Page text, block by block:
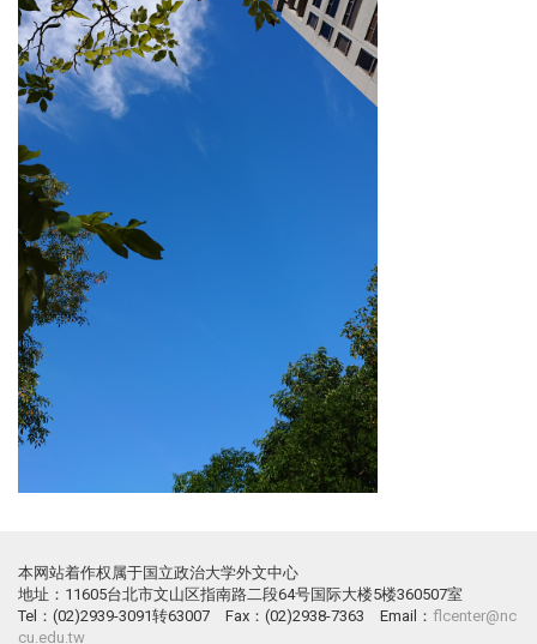
本网站着作权属于国立政治大学外文中心
地址：11605台北市文山区指南路二段64号国际大楼5楼360507室
Tel：(02)2939-3091转63007 Fax：(02)2938-7363 Email： flcenter@nc
cu.edu.tw